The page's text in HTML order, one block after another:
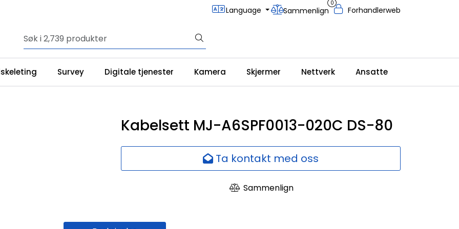
Language Sammenlign
0
Forhandlerweb
Survey Digitale tjenester Kamera Skjermer Nettverk Ansatte
Kabelsett MJ-A6SPF0013-020C DS-80
Ta kontakt med oss
Sammenlign